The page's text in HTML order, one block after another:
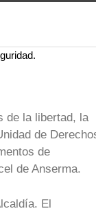
de la libertad, la
de
de
de Anserma.
El